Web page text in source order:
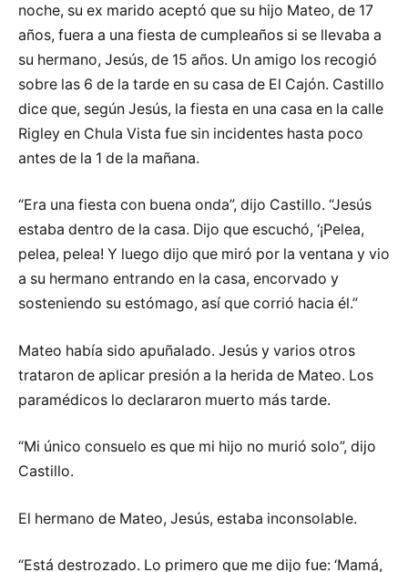
noche, su ex marido aceptó que su hijo Mateo, de 17
años, fuera a una fiesta de cumpleaños si se llevaba a
su hermano, Jesús, de 15 años. Un amigo los recogió
sobre las 6 de la tarde en su casa de El Cajón. Castillo
dice que, según Jesús, la fiesta en una casa en la calle
Rigley en Chula Vista fue sin incidentes hasta poco
antes de la 1 de la mañana.
“Era una fiesta con buena onda”, dijo Castillo. “Jesús
estaba dentro de la casa. Dijo que escuchó, ‘¡Pelea,
pelea, pelea! Y luego dijo que miró por la ventana y vio
a su hermano entrando en la casa, encorvado y
sosteniendo su estómago, así que corrió hacia él.”
Mateo había sido apuñalado. Jesús y varios otros
trataron de aplicar presión a la herida de Mateo. Los
paramédicos lo declararon muerto más tarde.
“Mi único consuelo es que mi hijo no murió solo”, dijo
Castillo.
El hermano de Mateo, Jesús, estaba inconsolable.
“Está destrozado. Lo primero que me dijo fue: ‘Mamá,